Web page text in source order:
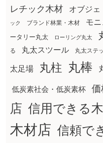
レチック木材
オブジェ
ック ブランド林業・木材 モニ
ータリー丸太
ローリング丸太
る
丸太スツール 丸太ステ
太足場 丸柱 丸棒
低炭素社会・低炭素杯 価
店 信用できる
木材店 信頼で